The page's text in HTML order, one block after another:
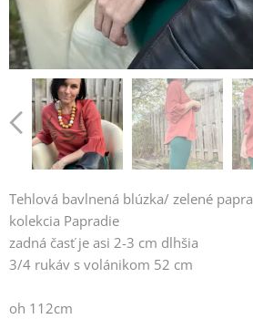
Tehlová bavlnená blúzka/ zelené
kolekcia Papradie
zadná časť je asi 2-3 cm dlhšia
3/4 rukáv s volánikom 52 cm
oh 112cm